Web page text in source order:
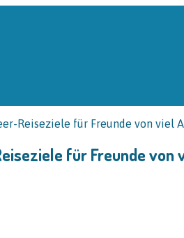
Reiseziele für Freunde von viel
für Freunde von